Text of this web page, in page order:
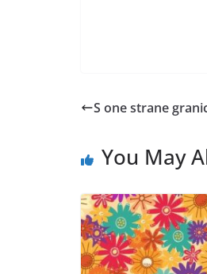
S one strane
You May